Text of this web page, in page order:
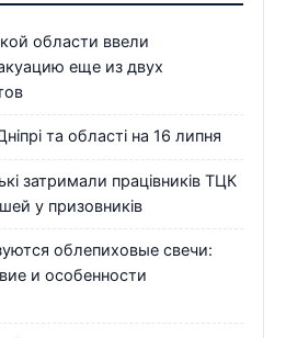
области ввели
еще из двух
та області на 16 липня
затримали працівників ТЦК
у призовників
облепиховые свечи:
и особенности